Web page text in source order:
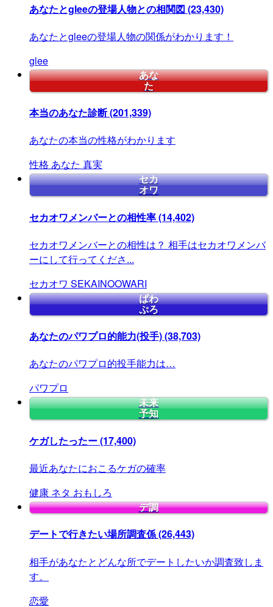
あなたとgleeの登場人物との相関図 (23,430)
あなたとgleeの登場人物の関係がわかります！
glee
あな
た
本当のあなた診断(201,339)
あなたの本当の性格がわかります
性格 あなた 真実
セカ
オワ
セカオワメンバーとの相性率(14,402)
セカオワメンバーとの相性は？ 相手はセカオワメンバ
ーにして行ってくださ...
セカオワ SEKAINOOWARI
ぱわ
ぷろ
あなたのパワプロ的能力(投手)(38,703)
あなたのパワプロ的投手能力は…
パワプロ
未来
予知
ケガしたったー(17,400)
最近あなたにおこるケガの確率
健康 ネタ おもしろ
デ調
デートで行きたい場所調査係(26,443)
相手があなたとどんな所でデートしたいか調査致しま
す。
恋愛